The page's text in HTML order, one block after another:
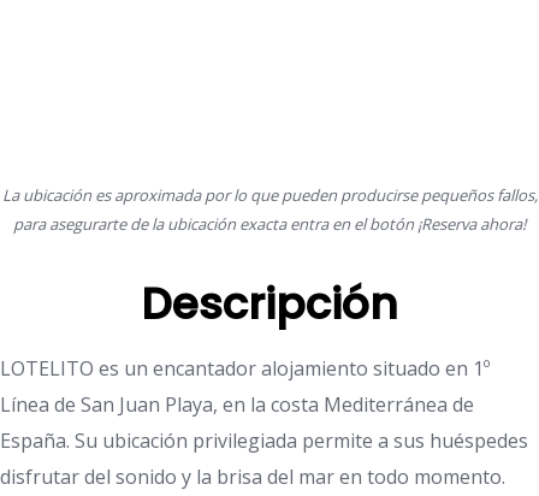
La ubicación es aproximada por lo que pueden producirse pequeños fallos,
para asegurarte de la ubicación exacta entra en el botón ¡Reserva ahora!
Descripción
LOTELITO es un encantador alojamiento situado en 1º
Línea de San Juan Playa, en la costa Mediterránea de
España. Su ubicación privilegiada permite a sus huéspedes
disfrutar del sonido y la brisa del mar en todo momento.